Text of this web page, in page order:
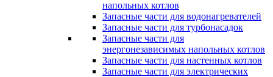
напольных котлов
Запасные части для водонагревателей
Запасные части для турбонасадок
Запасные части для
энергонезависимых напольных котлов
Запасные части для настенных котлов
Запасные части для электрических